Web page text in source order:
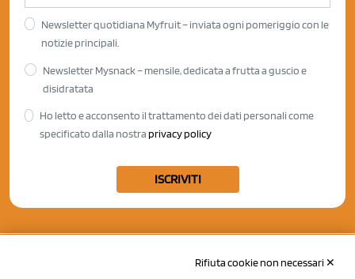
Newsletter quotidiana Myfruit – inviata ogni pomeriggio con le
notizie principali.
Newsletter Mysnack – mensile, dedicata a frutta a guscio e
disidratata
Ho letto e acconsento il trattamento dei dati personali come
specificato dalla nostra privacy policy
ISCRIVITI
Rifiuta cookie non necessari ✕